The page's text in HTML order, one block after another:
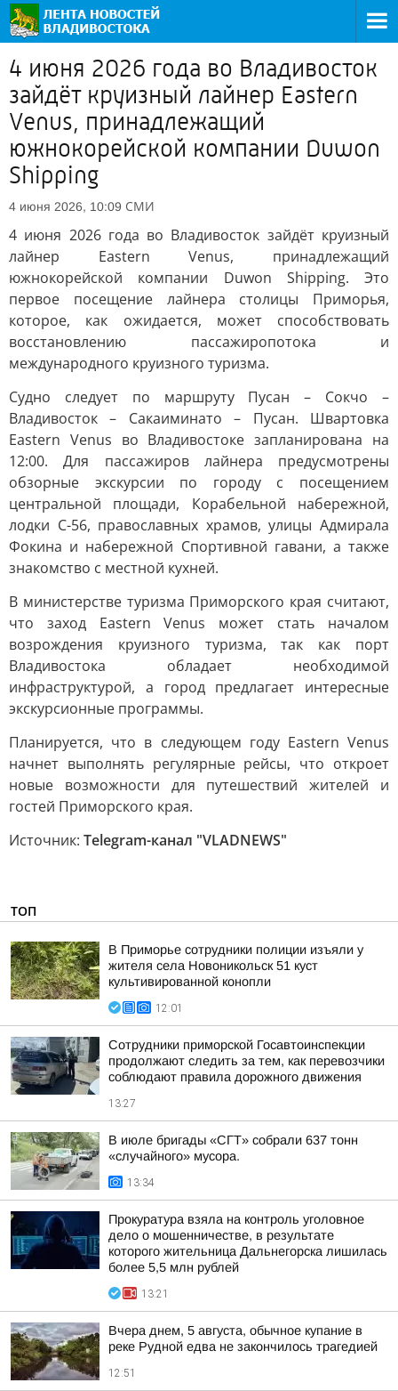
4 июня 2026 года во Владивосток
зайдёт круизный лайнер Eastern
Venus, принадлежащий
южнокорейской компании Duwon
Shipping
4 июня 2026, 10:09 СМИ
4 июня 2026 года во Владивосток зайдёт круизный
лайнер Eastern Venus, принадлежащий
южнокорейской компании Duwon Shipping. Это
первое посещение лайнера столицы Приморья,
которое, как ожидается, может способствовать
восстановлению пассажиропотока и
международного круизного туризма.
Судно следует по маршруту Пусан – Сокчо –
Владивосток – Сакаиминато – Пусан. Швартовка
Eastern Venus во Владивостоке запланирована на
12:00. Для пассажиров лайнера предусмотрены
обзорные экскурсии по городу с посещением
центральной площади, Корабельной набережной,
лодки С-56, православных храмов, улицы Адмирала
Фокина и набережной Спортивной гавани, а также
знакомство с местной кухней.
В министерстве туризма Приморского края считают,
что заход Eastern Venus может стать началом
возрождения круизного туризма, так как порт
Владивостока обладает необходимой
инфраструктурой, а город предлагает интересные
экскурсионные программы.
Планируется, что в следующем году Eastern Venus
начнет выполнять регулярные рейсы, что откроет
новые возможности для путешествий жителей и
гостей Приморского края.
Источник: Telegram-канал "VLADNEWS"
ТОП
В Приморье сотрудники полиции изъяли у
жителя села Новоникольск 51 куст
культивированной конопли
12:01
Сотрудники приморской Госавтоинспекции
продолжают следить за тем, как перевозчики
соблюдают правила дорожного движения
13:27
В июле бригады «СГТ» собрали 637 тонн
«случайного» мусора.
13:34
Прокуратура взяла на контроль уголовное
дело о мошенничестве, в результате
которого жительница Дальнегорска лишилась
более 5,5 млн рублей
13:21
Вчера днем, 5 августа, обычное купание в
реке Рудной едва не закончилось трагедией
12:51